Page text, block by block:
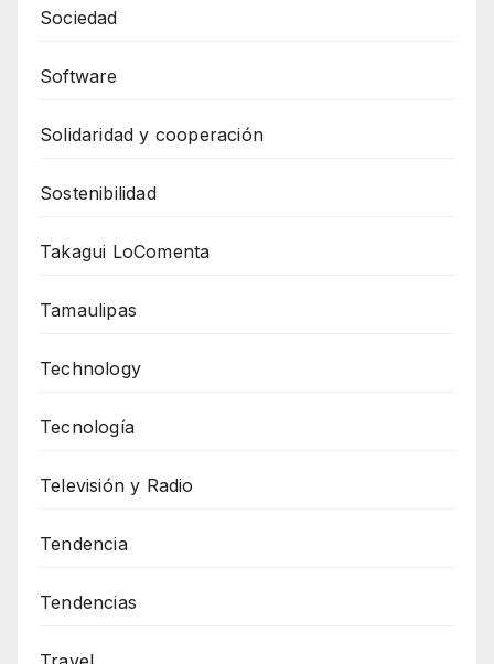
Sociedad
Software
Solidaridad y cooperación
Sostenibilidad
Takagui LoComenta
Tamaulipas
Technology
Tecnología
Televisión y Radio
Tendencia
Tendencias